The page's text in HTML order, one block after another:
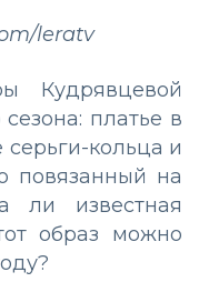
leratv
Кудрявцевой
платье в
кольца и
повязанный на
ли известная
образ можно